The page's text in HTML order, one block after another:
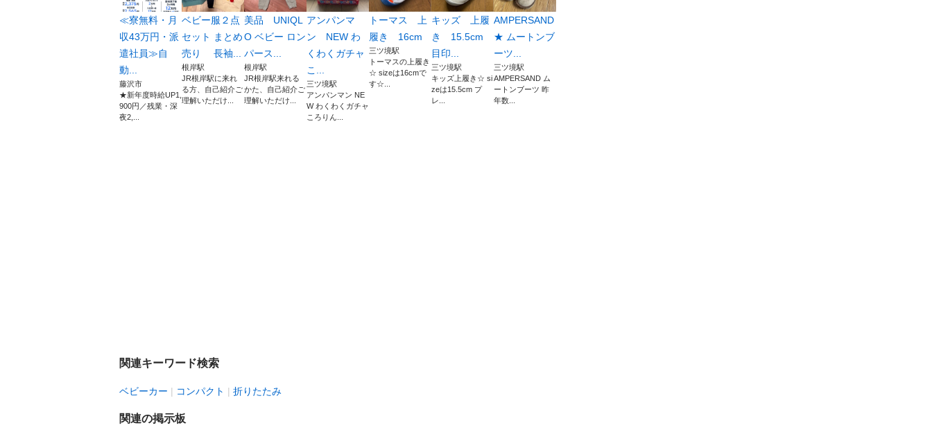
≪寮無料・月
収43万円・派
遣社員≫自
動...
藤沢市
★新年度時給UP1,
900円／残業・深
夜2,...
ベビー服２点
セット まとめ
売り 長袖...
根岸駅
JR根岸駅に来れ
る方、自己紹介ご
理解いただけ...
美品 UNIQL
O ベビー ロン
パース...
根岸駅
JR根岸駅来れる
かた、自己紹介ご
理解いただけ...
アンパンマ
ン NEW わ
くわくガチャ
こ...
三ツ境駅
アンパンマン NE
W わくわくガチャ
ころりん...
トーマス 上
履き 16cm
三ツ境駅
トーマスの上履き
☆ sizeは16cmで
す☆...
キッズ 上履
き 15.5cm
目印...
三ツ境駅
キッズ上履き☆ si
zeは15.5cm プ
レ...
AMPERSAND
★ ムートンブ
ーツ...
三ツ境駅
AMPERSAND ム
ートンブーツ 昨
年数...
関連キーワード検索
ベビーカー コンパクト 折りたたみ
関連の掲示板